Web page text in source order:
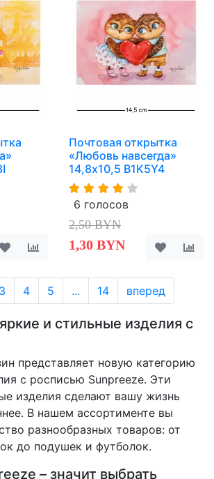
Почтовая открытка
«Любовь навсегда»
14,8х10,5 B1K5Y4
6 голосов
2,50 BYN
1,30 BYN
3 4 5 ... 14 вперед
и стильные изделия с
представляет новую категорию
с росписью Sunpreeze. Эти
изделия сделают вашу жизнь
В нашем ассортименте вы
разнообразных товаров: от
до подушек и футболок.
– значит выбрать